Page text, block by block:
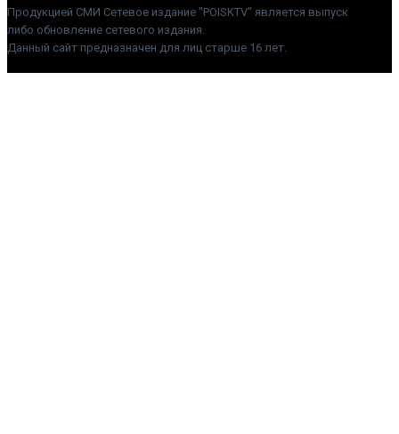
Продукцией СМИ Сетевое издание "POISKTV" является выпуск
либо обновление сетевого издания.
Данный сайт предназначен для лиц старше 16 лет.